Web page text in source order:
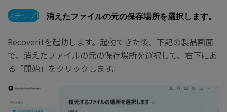
ステップ1 消えたファイルの元の保存場所を選択します。
Recoveritを起動します。起動できた後、下記の製品画面
で、 消えたファイルの元の保存場所を選択して、右下にあ
る「開始」をクリックします。